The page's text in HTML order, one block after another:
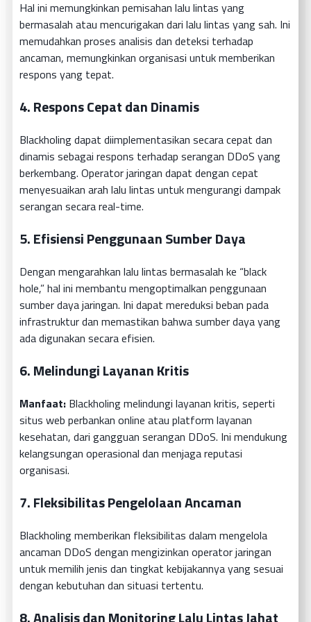
Hal ini memungkinkan pemisahan lalu lintas yang
bermasalah atau mencurigakan dari lalu lintas yang sah. Ini
memudahkan proses analisis dan deteksi terhadap
ancaman, memungkinkan organisasi untuk memberikan
respons yang tepat.
4.Respons Cepat dan Dinamis
Blackholing dapat diimplementasikan secara cepat dan
dinamis sebagai respons terhadap serangan DDoS yang
berkembang. Operator jaringan dapat dengan cepat
menyesuaikan arah lalu lintas untuk mengurangi dampak
serangan secara real-time.
5.Efisiensi Penggunaan Sumber Daya
Dengan mengarahkan lalu lintas bermasalah ke “black
hole,” hal ini membantu mengoptimalkan penggunaan
sumber daya jaringan. Ini dapat mereduksi beban pada
infrastruktur dan memastikan bahwa sumber daya yang
ada digunakan secara efisien.
6.Melindungi Layanan Kritis
Manfaat: Blackholing melindungi layanan kritis, seperti
situs web perbankan online atau platform layanan
kesehatan, dari gangguan serangan DDoS. Ini mendukung
kelangsungan operasional dan menjaga reputasi
organisasi.
7.Fleksibilitas Pengelolaan Ancaman
Blackholing memberikan fleksibilitas dalam mengelola
ancaman DDoS dengan mengizinkan operator jaringan
untuk memilih jenis dan tingkat kebijakannya yang sesuai
dengan kebutuhan dan situasi tertentu.
8.Analisis dan Monitoring Lalu Lintas Jahat